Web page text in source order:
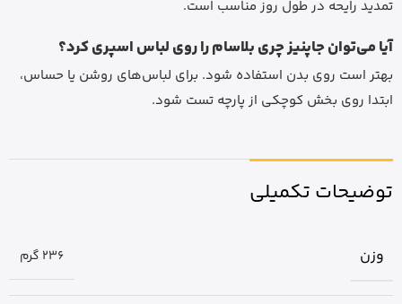
تمدید رایحه در طول روز مناسب است.
آیا می‌توان جاپنیز چری بلاسام را روی لباس اسپری کرد؟
بهتر است روی بدن استفاده شود. برای لباس‌های روشن یا حساس،
ابتدا روی بخش کوچکی از پارچه تست شود.
توضیحات تکمیلی
وزن 236 گرم